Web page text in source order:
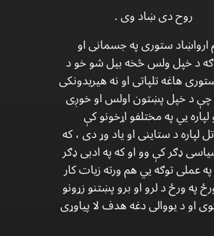
روح دی ښاد وی .
ستوری په جسمانی او
د خپل ولس څخه بیل شو خو د
هاغه تلپاتی او نه هيریدونکی
چې د خپل پښتون اولس او خوږی
يي په مختلفو اړخونو کې
لپاره د ستاينی او یاد وړ دی ، که
ډګر کې وو او که په ادبی ډګر
عملی توګه یي هم ورته زیات کار
په ورځ د لرو او برو پښتنو زړونو
او د يووالی دغه هدف لا پیاوړی